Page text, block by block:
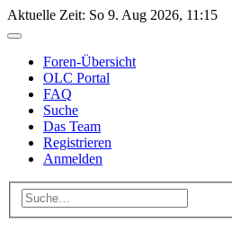
Aktuelle Zeit: So 9. Aug 2026, 11:15
Foren-Übersicht
OLC Portal
FAQ
Suche
Das Team
Registrieren
Anmelden